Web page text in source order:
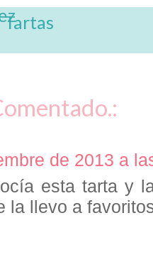
Tartas
de 2013 a
esta tarta y
la llevo a